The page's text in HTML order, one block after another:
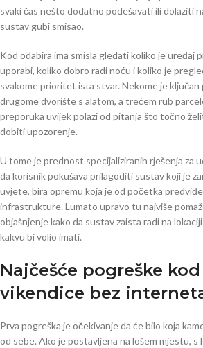
svaki čas nešto dodatno podešavati ili dolaziti
sustav gubi smisao.
Kod odabira ima smisla gledati koliko je uređaj
uporabi, koliko dobro radi noću i koliko je
svakome prioritet ista stvar. Nekome je ključan
drugome dvorište s alatom, a trećem rub
preporuka uvijek polazi od pitanja što točno
dobiti upozorenje.
U tome je prednost specijaliziranih rješenja za
da korisnik pokušava prilagoditi sustav koji je
uvjete, bira opremu koja je od početka
infrastrukture. Lumato upravo tu najviše
objašnjenje kako da sustav zaista radi na
kakvu bi volio imati.
Najčešće pogreške
vikendice bez
Prva pogreška je očekivanje da će bilo koja
od sebe. Ako je postavljena na lošem mjestu, s